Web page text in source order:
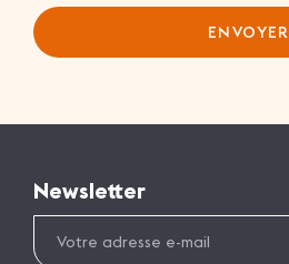
ENVOYER
Newsletter